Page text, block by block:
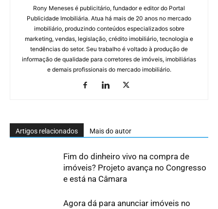
Rony Meneses é publicitário, fundador e editor do Portal
Publicidade Imobiliária. Atua há mais de 20 anos no mercado
imobiliário, produzindo conteúdos especializados sobre
marketing, vendas, legislação, crédito imobiliário, tecnologia e
tendências do setor. Seu trabalho é voltado à produção de
informação de qualidade para corretores de imóveis, imobiliárias
e demais profissionais do mercado imobiliário.
Artigos relacionados Mais do autor
Fim do dinheiro vivo na compra de
imóveis? Projeto avança no Congresso
e está na Câmara
Agora dá para anunciar imóveis no